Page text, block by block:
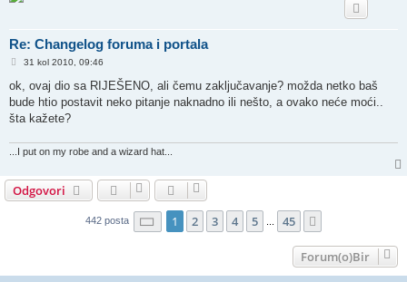
Re: Changelog foruma i portala
P
s
31 kol 2010, 09:46
ok, ovaj dio sa RIJEŠENO, ali čemu zaključavanje? možda netko baš
bude htio postavit neko pitanje naknadno ili nešto, a ovako neće moći..
šta kažete?
...I put on my robe and a wizard hat...
Odgovori
442 posta Stranica: 1/ 45.
1 2 3 4 5 45
Forum(o)Bir